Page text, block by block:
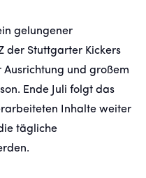
gelungener
der Stuttgarter Kickers
und großem
Ende Juli folgt das
Inhalte weiter
tägliche